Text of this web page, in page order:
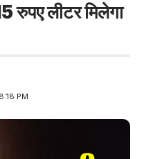
लीटर मिलेगा
PM